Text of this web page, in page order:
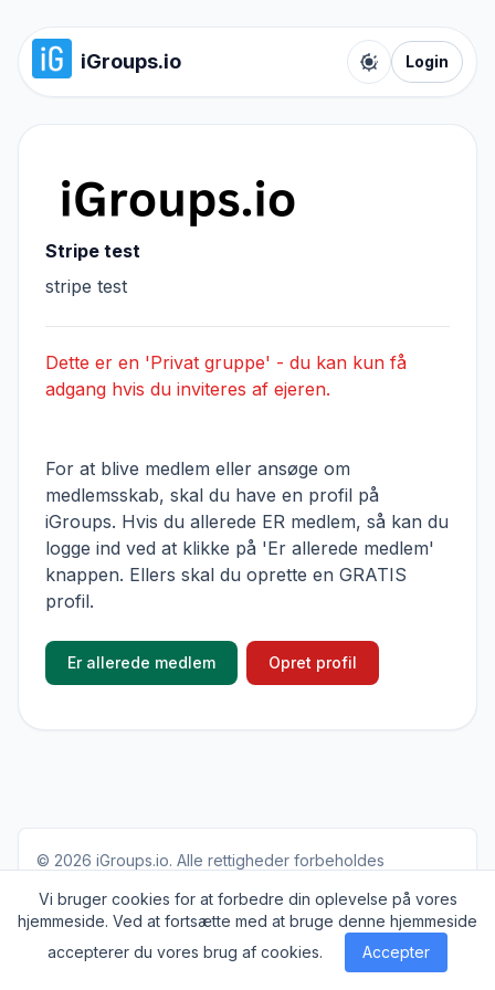
iGroups.io
Toggle color
Login
Stripe test
stripe test
Dette er en 'Privat gruppe' - du kan kun få
adgang hvis du inviteres af ejeren.
For at blive medlem eller ansøge om
medlemsskab, skal du have en profil på
iGroups. Hvis du allerede ER medlem, så kan du
logge ind ved at klikke på 'Er allerede medlem'
knappen. Ellers skal du oprette en GRATIS
profil.
Er allerede medlem Opret profil
© 2026 iGroups.io. Alle rettigheder forbeholdes
Om
Cookies Privatlivs politik Kontakt
Vi bruger cookies for at forbedre din oplevelse på vores
hjemmeside. Ved at fortsætte med at bruge denne hjemmeside
accepterer du vores brug af cookies.
Accepter